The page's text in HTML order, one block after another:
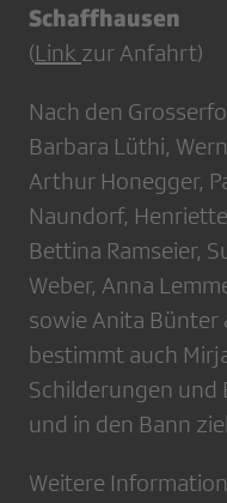
Schaffhausen
(Link zur Anfahrt)
Nach den
Barbara Lüthi,
Arthur Honegger,
Naundorf,
Bettina Ramseier,
Weber, Anna
sowie Anita Bünter
bestimmt auch
Schilderungen und
und in den Bann
Weitere